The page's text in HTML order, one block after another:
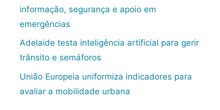
informação, segurança e apoio em
emergências
Adelaide testa inteligência artificial para gerir
trânsito e semáforos
União Europeia uniformiza indicadores para
avaliar a mobilidade urbana